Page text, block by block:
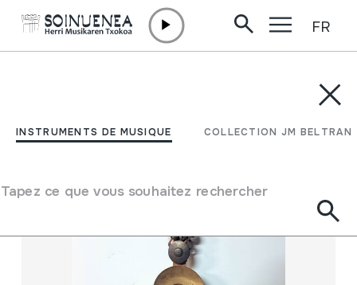
INSTRUMENTS DE MUSIQUE COLLECTION JM BELTRAN
Tapez ce que vous souhaitez rechercher
FR
COLLECTION JM BELTRAN
Filtrer